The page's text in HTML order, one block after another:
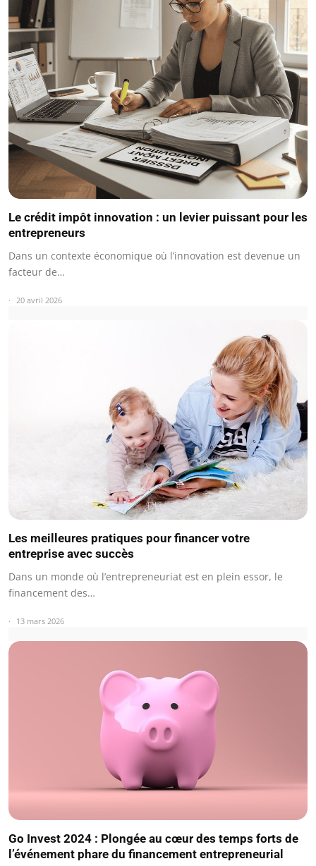
Le crédit impôt innovation : un levier puissant pour les
entrepreneurs
Dans un contexte économique où l’innovation est devenue un
facteur de…
20 avril 2026
Les meilleures pratiques pour financer votre
entreprise avec succès
Dans un monde où l’entrepreneuriat est en plein essor, le
financement des…
13 mars 2026
Go Invest 2024 : Plongée au cœur des temps forts de
l’événement phare du financement entrepreneurial